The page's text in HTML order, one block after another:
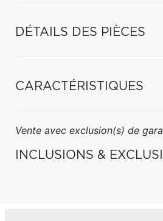
DÉTAILS DES PIÈCES
CARACTÉRISTIQUES
Vente avec exclusion(s) de
INCLUSIONS &